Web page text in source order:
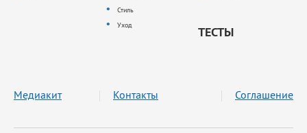
Стиль
Уход
ТЕСТЫ
Медиакит Контакты Соглашение